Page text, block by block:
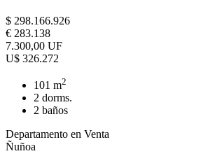
$ 298.166.926
€ 283.138
7.300,00 UF
U$ 326.272
101 m2
2 dorms.
2 baños
Departamento en Venta
Ñuñoa